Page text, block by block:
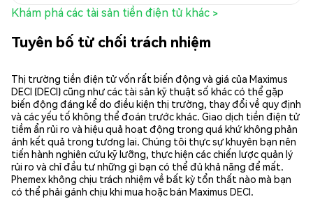
Khám phá các tài sản tiền điện tử khác >
Tuyên bố từ chối trách nhiệm
Thị trường tiền điện tử vốn rất biến động và giá của Maximus
DECI (DECI) cũng như các tài sản kỹ thuật số khác có thể gặp
biến động đáng kể do điều kiện thị trường, thay đổi về quy định
và các yếu tố không thể đoán trước khác. Giao dịch tiền điện tử
tiềm ẩn rủi ro và hiệu quả hoạt động trong quá khứ không phản
ánh kết quả trong tương lai. Chúng tôi thực sự khuyên bạn nên
tiến hành nghiên cứu kỹ lưỡng, thực hiện các chiến lược quản lý
rủi ro và chỉ đầu tư những gì bạn có thể đủ khả năng để mất.
Phemex không chịu trách nhiệm về bất kỳ tổn thất nào mà bạn
có thể phải gánh chịu khi mua hoặc bán Maximus DECI.